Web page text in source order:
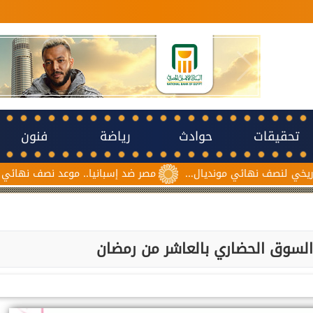
تحقيقات حوادث رياضة فنون
مصر ضد إسبانيا.. موعد نصف نهائي مونديال مونديال...
السوق الحضاري بالعاشر من رمضان